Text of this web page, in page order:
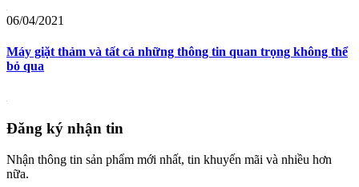
06/04/2021
Máy giặt thảm và tất cả những thông tin quan trọng không thể
bỏ qua
Đăng ký nhận tin
Nhận thông tin sản phẩm mới nhất, tin khuyến mãi và nhiều hơn
nữa.